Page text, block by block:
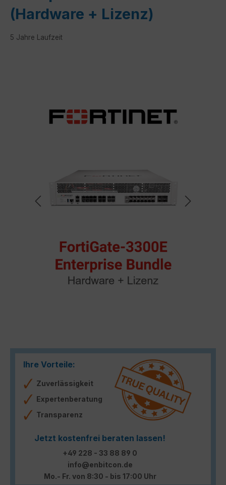
(Hardware + Lizenz)
5 Jahre Laufzeit
Ihre Vorteile:
Zuverlässigkeit
Expertenberatung
Transparenz
Jetzt kostenfrei beraten lassen!
+49 228 - 33 88 89 0
info@enbitcon.de
Mo.- Fr. von 8:30 - bis 17:00 Uhr